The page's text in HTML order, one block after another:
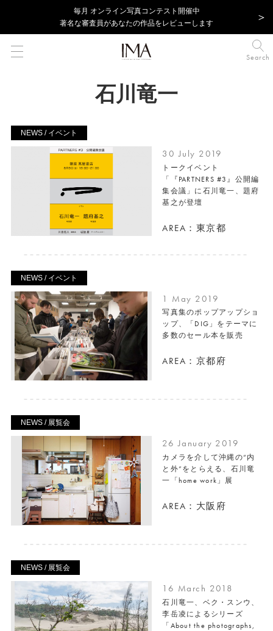
毎⽉ オンライン写真コンテスト開催中
著名な審査員があなたの作品をレビューします
Search
石川竜一
NEWS / イベント
30 July 2019
トークイベント
「『PARTNERS #3』公開編
集会議」に石川竜一、題府
基之が登壇
AREA：東京都
NEWS / イベント
1 May 2019
写真集のポップアップショ
ップ、「DIG」をテーマに
多数のセール本を販売
AREA：京都府
NEWS / 展覧会
26 January 2019
カメラを介して沖縄の“内
と外”をとらえる、石川竜
一「home work」展
AREA：大阪府
NEWS / 展覧会
16 March 2018
石川竜一、ベク・スンウ、
李岳凌によるシリーズ
「About the photographs,